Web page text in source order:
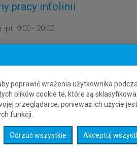
pracy infolinii
pt. 9:00 - 20:00
Arar -
poprawić wrażenia użytkownika
plików cookie te, które są
przeglądarce, ponieważ ich użycie jest
funkcji.
Odrzuć wszystkie Akceptuj